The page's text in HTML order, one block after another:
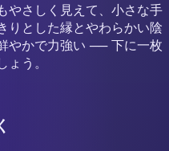
やさしく見えて、小さな手
りとした縁とやわらかい陰
やかで力強い ── 下に一枚
う。